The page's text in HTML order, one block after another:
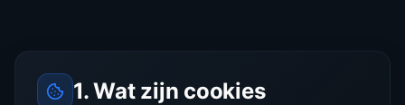
1. Wat zijn cookies